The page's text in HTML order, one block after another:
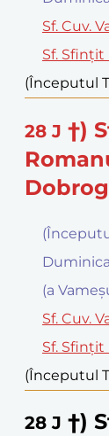
Sf. Cuv.
Sf. Sfinţit
(Începutul
28 J †)
(a
Sf. Cuv.
Sf. Sfinţit
(Începutul
28 J †)